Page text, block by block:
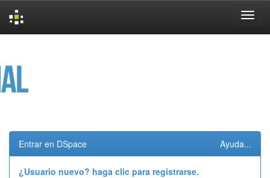
Entrar en DSpace Ayuda...
¿Usuario nuevo? haga clic para registrarse.